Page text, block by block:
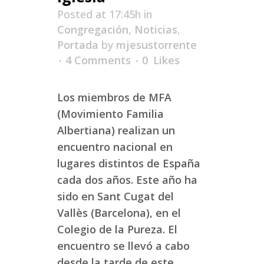
Posted at 17:45h in
Congregación, Noticias,
Portada by mjesustorrente
4 Comments
0 Likes
Los miembros de MFA
(Movimiento Familia
Albertiana) realizan un
encuentro nacional en
lugares distintos de España
cada dos años. Este año ha
sido en Sant Cugat del
Vallès (Barcelona), en el
Colegio de la Pureza. El
encuentro se llevó a cabo